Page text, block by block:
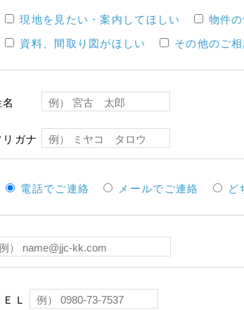
現地を見たい・案内してほしい
物件
資料、間取り図がほしい
その他のご相
名
リガナ
電話でご連絡 メールでご連絡 ど
ＥＬ